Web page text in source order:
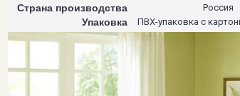
Страна производства Россия
Упаковка ПВХ-упаковка с